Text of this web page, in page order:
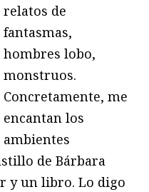
relatos de
fantasmas,
hombres lobo,
monstruos.
Concretamente, me
encantan los
ambientes
de Bárbara
y un libro. Lo digo